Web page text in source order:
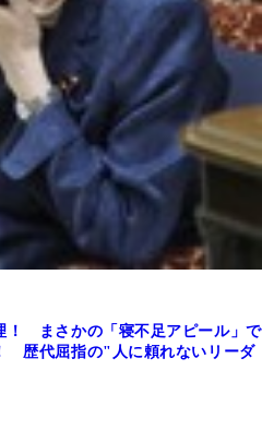
！ まさかの「寝不足アピール」で
歴代屈指の"人に頼れないリーダ